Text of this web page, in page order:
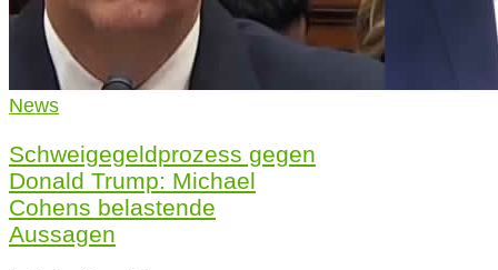
News
Schweigegeldprozess gegen
Donald Trump: Michael
Cohens belastende
Aussagen